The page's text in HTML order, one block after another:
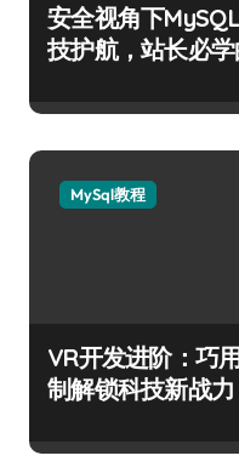
安全视角下
技护航，站长必
MySql教程
VR开发进阶：巧
制解锁科技新战力